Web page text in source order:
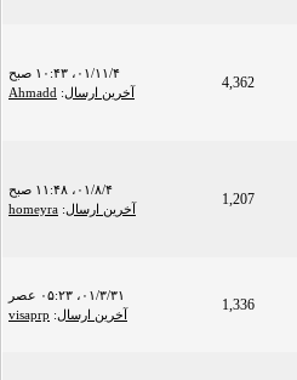
4,362
۰۱/۱۱/۴، ۱۰:۴۳ صبح
آخرین ارسال:
Ahmadd
1,207
۰۱/۸/۴، ۱۱:۴۸ صبح
آخرین ارسال:
homeyra
1,336
۰۱/۳/۳۱، ۰۵:۲۳ عصر
آخرین ارسال:
visaprp